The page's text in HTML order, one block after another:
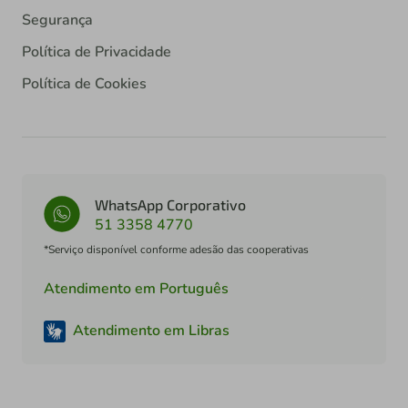
Segurança
Política de Privacidade
Política de Cookies
WhatsApp Corporativo
51 3358 4770
*Serviço disponível conforme adesão das cooperativas
Atendimento em Português
Atendimento em Libras